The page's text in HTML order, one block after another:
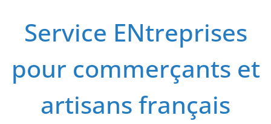
contenuService ENtreprises
pour commerçants et
artisans français